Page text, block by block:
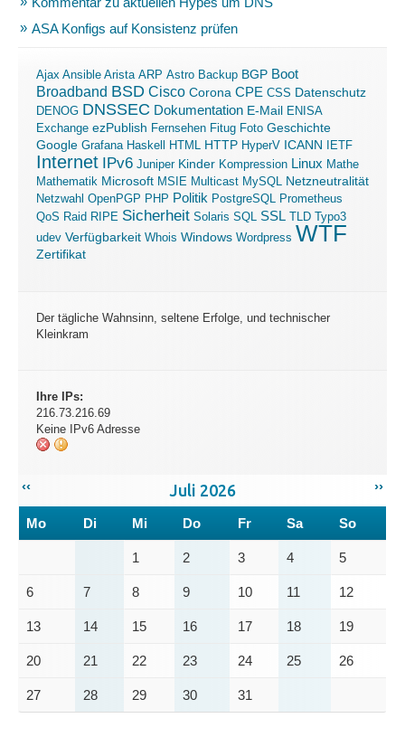
ASA Konfigs auf Konsistenz prüfen
Ajax Ansible Arista ARP Astro Backup BGP Boot
Broadband BSD Cisco Corona CPE CSS Datenschutz
DENOG DNSSEC Dokumentation E-Mail ENISA
Exchange ezPublish Fernsehen Fitug Foto Geschichte
Google Grafana Haskell HTML HTTP HyperV ICANN IETF
Internet IPv6 Juniper Kinder Kompression Linux Mathe
Mathematik Microsoft MSIE Multicast MySQL Netzneutralität
Netzwahl OpenPGP PHP Politik PostgreSQL Prometheus
QoS Raid RIPE Sicherheit Solaris SQL SSL TLD Typo3
udev Verfügbarkeit Whois Windows Wordpress WTF
Zertifikat
Der tägliche Wahnsinn, seltene Erfolge, und technischer
Kleinkram
Ihre IPs:
216.73.216.69
Keine IPv6 Adresse
‹‹ ››
Juli 2026
Mo Di Mi Do Fr Sa So
1 2 3 4 5
6 7 8 9 10 11 12
13 14 15 16 17 18 19
20 21 22 23 24 25 26
27 28 29 30 31